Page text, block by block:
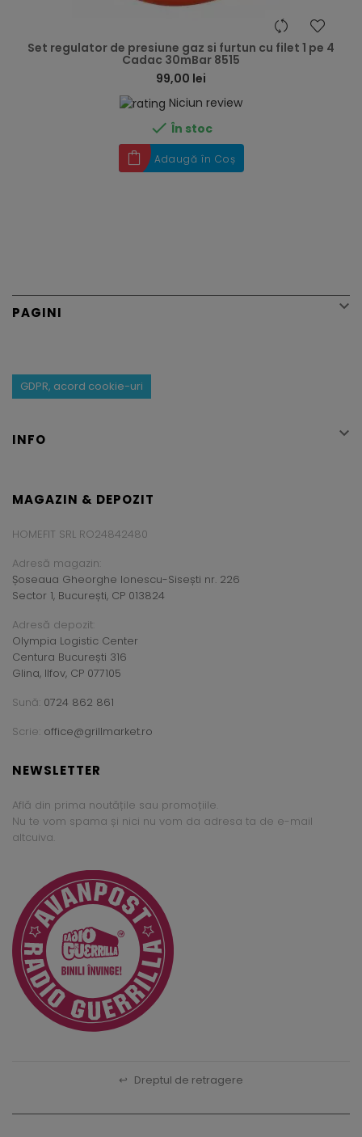
Set regulator de presiune gaz si furtun cu filet 1 pe 4
Cadac 30mBar 8515
99,00 lei
Niciun review
 În stoc
Adaugă în Coș
PAGINI 
GDPR, acord cookie-uri
INFO 
MAGAZIN & DEPOZIT
HOMEFIT SRL RO24842480
Adresă magazin:
Șoseaua Gheorghe Ionescu-Sisești nr. 226
Sector 1, București, CP 013824
Adresă depozit:
Olympia Logistic Center
Centura București 316
Glina, Ilfov, CP 077105
Sună: 0724 862 861
Scrie: office@grillmarket.ro
NEWSLETTER
Află din prima noutățile sau promoțiile.
Nu te vom spama și nici nu vom da adresa ta de e-mail
altcuiva.
↩ Dreptul de retragere